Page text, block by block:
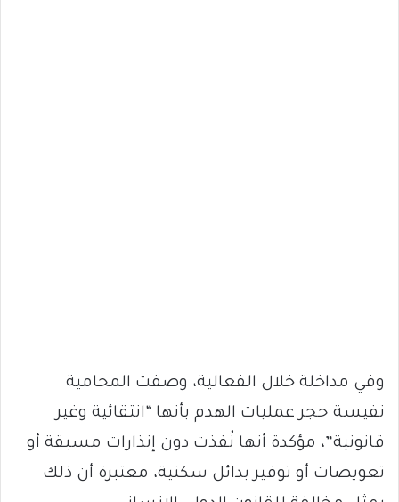
وفي مداخلة خلال الفعالية، وصفت المحامية
نفيسة حجر عمليات الهدم بأنها “انتقائية وغير
قانونية”، مؤكدة أنها نُفذت دون إنذارات مسبقة أو
تعويضات أو توفير بدائل سكنية، معتبرة أن ذلك